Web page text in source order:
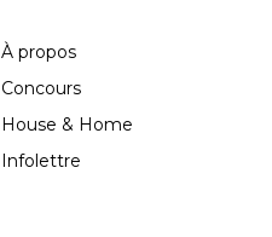
À propos
Concours
House & Home
Infolettre